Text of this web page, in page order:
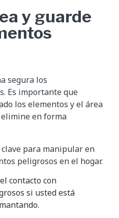
y guarde
segura los
Es importante que
los elementos y el área
en forma
clave para manipular en
peligrosos en el hogar.
contacto con
si usted está